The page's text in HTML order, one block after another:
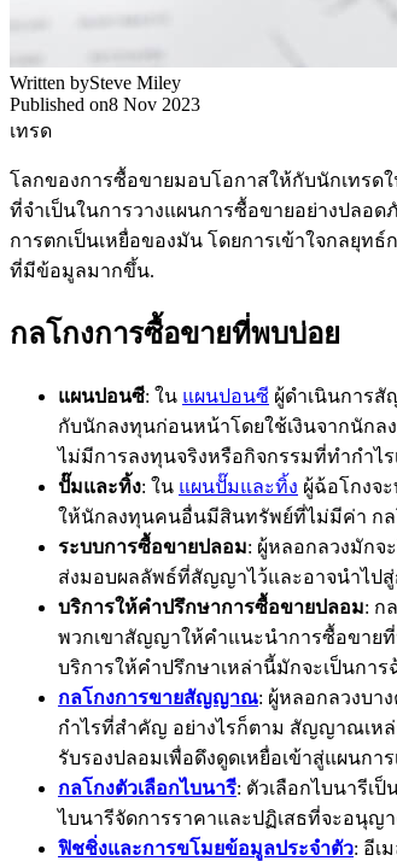
Written bySteve Miley
Published on8 Nov 2023
เทรด
โลกของการซื้อขายมอบโอกาสให้กับนักเทรด
ที่จำเป็นในการวางแผนการซื้อขายอย่างปลอ
การตกเป็นเหยื่อของมัน โดยการเข้าใจกลยุท
ที่มีข้อมูลมากขึ้น.
กลโกงการซื้อขายที่พบบ่อย
แผนปอนซี: ใน แผนปอนซี ผู้ดำเนินการสั
กับนักลงทุนก่อนหน้าโดยใช้เงินจากนักล
ไม่มีการลงทุนจริงหรือกิจกรรมที่ทำกำไ
ปั๊มและทิ้ง: ใน แผนปั๊มและทิ้ง ผู้ฉ้อโกงจ
ให้นักลงทุนคนอื่นมีสินทรัพย์ที่ไม่มีค่า กล
ระบบการซื้อขายปลอม: ผู้หลอกลวงมักจ
ส่งมอบผลลัพธ์ที่สัญญาไว้และอาจนำไป
บริการให้คำปรึกษาการซื้อขายปลอม: ก
พวกเขาสัญญาให้คำแนะนำการซื้อขายที่
บริการให้คำปรึกษาเหล่านี้มักจะเป็นกา
กลโกงการขายสัญญาณ: ผู้หลอกลวงบา
กำไรที่สำคัญ อย่างไรก็ตาม สัญญาณเหล่
รับรองปลอมเพื่อดึงดูดเหยื่อเข้าสู่แผนกา
กลโกงตัวเลือกไบนารี: ตัวเลือกไบนารีเ
ไบนารีจัดการราคาและปฏิเสธที่จะอนุญ
ฟิชชิ่งและการขโมยข้อมูลประจำตัว: อีเ